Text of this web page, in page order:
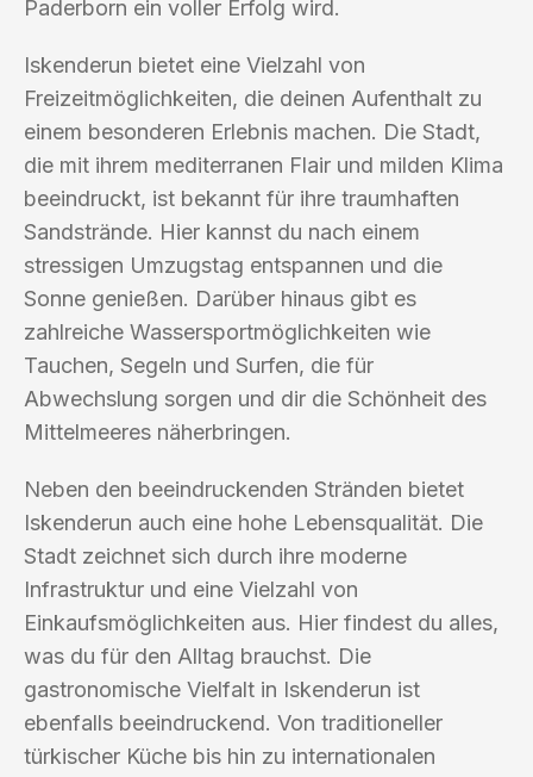
Paderborn ein voller Erfolg wird.
Iskenderun bietet eine Vielzahl von
Freizeitmöglichkeiten, die deinen Aufenthalt zu
einem besonderen Erlebnis machen. Die Stadt,
die mit ihrem mediterranen Flair und milden Klima
beeindruckt, ist bekannt für ihre traumhaften
Sandstrände. Hier kannst du nach einem
stressigen Umzugstag entspannen und die
Sonne genießen. Darüber hinaus gibt es
zahlreiche Wassersportmöglichkeiten wie
Tauchen, Segeln und Surfen, die für
Abwechslung sorgen und dir die Schönheit des
Mittelmeeres näherbringen.
Neben den beeindruckenden Stränden bietet
Iskenderun auch eine hohe Lebensqualität. Die
Stadt zeichnet sich durch ihre moderne
Infrastruktur und eine Vielzahl von
Einkaufsmöglichkeiten aus. Hier findest du alles,
was du für den Alltag brauchst. Die
gastronomische Vielfalt in Iskenderun ist
ebenfalls beeindruckend. Von traditioneller
türkischer Küche bis hin zu internationalen